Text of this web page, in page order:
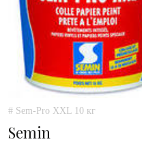
# Sem-Pro XXL 10 кг
Semin